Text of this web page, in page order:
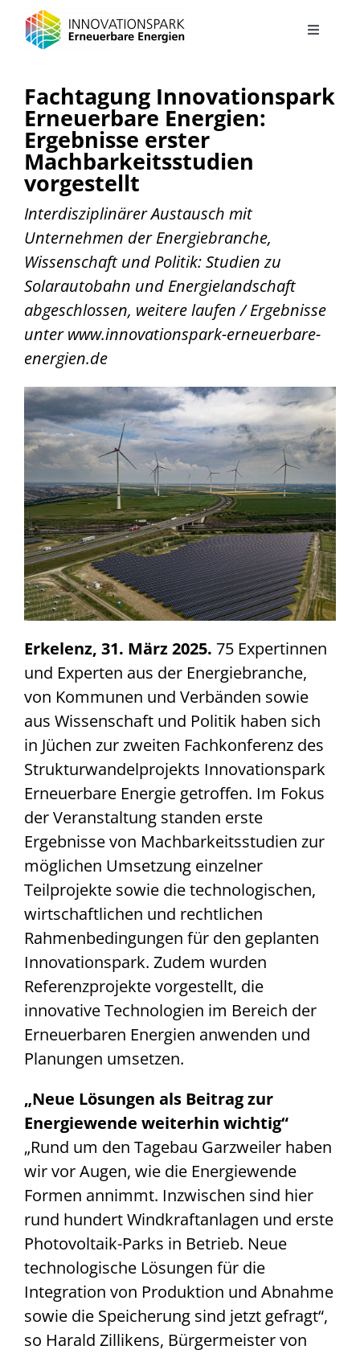
Zum
Inhalt
Toggle
Solarautobahn
Energielandschaft
Green Energy Hub – Autohof der Zukunft
Energiekonzept Stadtteilentwicklung Jüchen Süd
Energiesystem Industriegebiet Elsbachtal
Aktuelles
Fachtagung 2025
Kontakt
Fachtagung Innovationspark
Erneuerbare Energien:
Ergebnisse erster
Machbarkeitsstudien
vorgestellt
Interdisziplinärer Austausch mit
Unternehmen der Energiebranche,
Wissenschaft und Politik: Studien zu
Solarautobahn und Energielandschaft
abgeschlossen, weitere laufen / Ergebnisse
unter www.innovationspark-erneuerbare-
energien.de
Erkelenz, 31. März 2025. 75 Expertinnen
und Experten aus der Energiebranche,
von Kommunen und Verbänden sowie
aus Wissenschaft und Politik haben sich
in Jüchen zur zweiten Fachkonferenz des
Strukturwandelprojekts Innovationspark
Erneuerbare Energie getroffen. Im Fokus
der Veranstaltung standen erste
Ergebnisse von Machbarkeitsstudien zur
möglichen Umsetzung einzelner
Teilprojekte sowie die technologischen,
wirtschaftlichen und rechtlichen
Rahmenbedingungen für den geplanten
Innovationspark. Zudem wurden
Referenzprojekte vorgestellt, die
innovative Technologien im Bereich der
Erneuerbaren Energien anwenden und
Planungen umsetzen.
„Neue Lösungen als Beitrag zur
Energiewende weiterhin wichtig“
„Rund um den Tagebau Garzweiler haben
wir vor Augen, wie die Energiewende
Formen annimmt. Inzwischen sind hier
rund hundert Windkraftanlagen und erste
Photovoltaik-Parks in Betrieb. Neue
technologische Lösungen für die
Integration von Produktion und Abnahme
sowie die Speicherung sind jetzt gefragt“,
so Harald Zillikens, Bürgermeister von